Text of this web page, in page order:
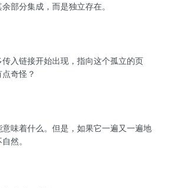
部分集成，而是独立存在。
入链接开始出现，指向这个孤立的页
奇怪？
味着什么。但是，如果它一遍又一遍地
然。